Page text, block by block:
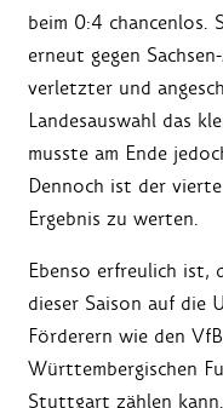
beim 0:4 chancenlos.
erneut gegen
verletzter und
Landesauswahl das
musste am Ende
Dennoch ist der
Ergebnis zu werten.
Ebenso erfreulich ist,
dieser Saison auf die
Förderern wie den
Württembergischen
Stuttgart zählen